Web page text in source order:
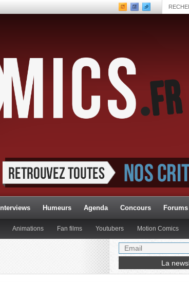
Interviews Humeurs Agenda Concours Forums
Animations Fan films Youtubers Motion Comics